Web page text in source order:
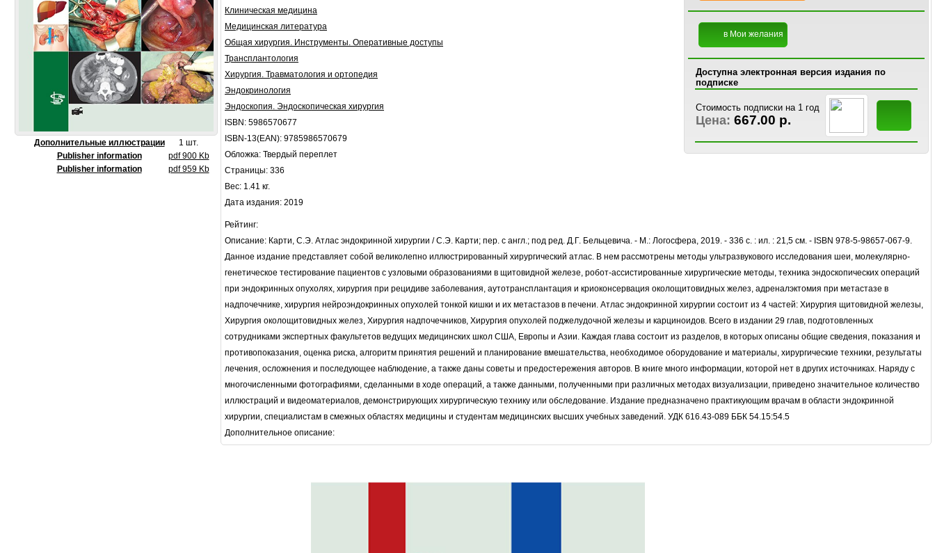
Дополнительные иллюстрации
1 шт.
Publisher information
pdf 900 Kb
Publisher information
pdf 959 Kb
в Мои желания
Доступна электронная версия издания по
подписке
Стоимость подписки на 1 год
Цена: 667.00 р.
Клиническая медицина
Медицинская литература
Общая хирургия. Инструменты. Оперативные доступы
Трансплантология
Хирургия. Травматология и ортопедия
Эндокринология
Эндоскопия. Эндоскопическая хирургия
ISBN: 5986570677
ISBN-13(EAN): 9785986570679
Обложка: Твердый переплет
Страницы: 336
Вес: 1.41 кг.
Дата издания: 2019
Рейтинг:
Описание: Карти, С.Э. Атлас эндокринной хирургии / С.Э. Карти; пер. с англ.; под ред. Д.Г. Бельцевича. - М.: Логосфера, 2019. - 336 с. : ил. : 21,5 см. - ISBN 978-5-98657-067-9.
Данное издание представляет собой великолепно иллюстрированный хирургический атлас. В нем рассмотрены методы ультразвукового исследования шеи, молекулярно-
генетическое тестирование пациентов с узловыми образованиями в щитовидной железе, робот-ассистированные хирургические методы, техника эндоскопических операций
при эндокринных опухолях, хирургия при рецидиве заболевания, аутотрансплантация и криоконсервация околощитовидных желез, адреналэктомия при метастазе в
надпочечнике, хирургия нейроэндокринных опухолей тонкой кишки и их метастазов в печени. Атлас эндокринной хирургии состоит из 4 частей: Хирургия щитовидной железы,
Хирургия околощитовидных желез, Хирургия надпочечников, Хирургия опухолей поджелудочной железы и карциноидов. Всего в издании 29 глав, подготовленных
сотрудниками экспертных факультетов ведущих медицинских школ США, Европы и Азии. Каждая глава состоит из разделов, в которых описаны общие сведения, показания и
противопоказания, оценка риска, алгоритм принятия решений и планирование вмешательства, необходимое оборудование и материалы, хирургические техники, результаты
лечения, осложнения и последующее наблюдение, а также даны советы и предостережения авторов. В книге много информации, которой нет в других источниках. Наряду с
многочисленными фотографиями, сделанными в ходе операций, а также данными, полученными при различных методах визуализации, приведено значительное количество
иллюстраций и видеоматериалов, демонстрирующих хирургическую технику или обследование. Издание предназначено практикующим врачам в области эндокринной
хирургии, специалистам в смежных областях медицины и студентам медицинских высших учебных заведений. УДК 616.43-089 ББК 54.15:54.5
Дополнительное описание: